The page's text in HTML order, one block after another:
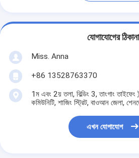
যোগাযোগের ঠিকানা
Miss. Anna
+86 13528763370
1ম এবং 2য় তলা, বিল্ডিং 3, তাংগাং তাইফেং
কমিউনিটি, শাজিং স্ট্রিট, বাওআন জেলা,
এখন যোগাযোগ